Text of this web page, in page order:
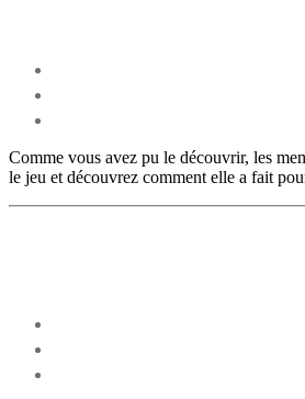
Comme vous avez pu le découvrir, les
le jeu et découvrez comment elle a fait